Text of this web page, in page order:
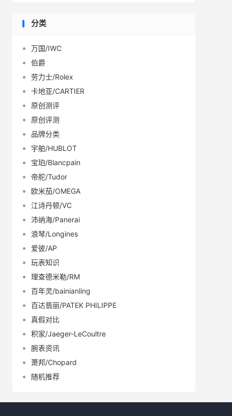
分类
万国/IWC
伯爵
劳力士/Rolex
卡地亚/CARTIER
原创测评
原创评测
品牌分类
宇舶/HUBLOT
宝珀/Blancpain
帝舵/Tudor
欧米茄/OMEGA
江诗丹顿/VC
沛纳海/Panerai
浪琴/Longines
爱彼/AP
玩表知识
理查德米勒/RM
百年灵/bainianling
百达翡丽/PATEK PHILIPPE
真假对比
积家/Jaeger-LeCoultre
腕表资讯
萧邦/Chopard
随机推荐